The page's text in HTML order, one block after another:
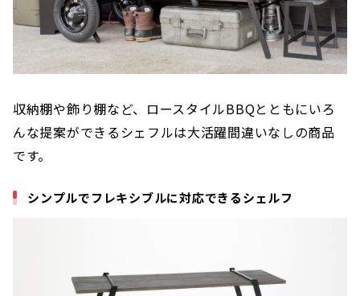
収納棚や飾り棚など、ロースタイルBBQとともにいろ
んな提案ができるシェフルは大活躍間違いなしの商品
です。
シンプルでフレキシブルに対応できるシェルフ